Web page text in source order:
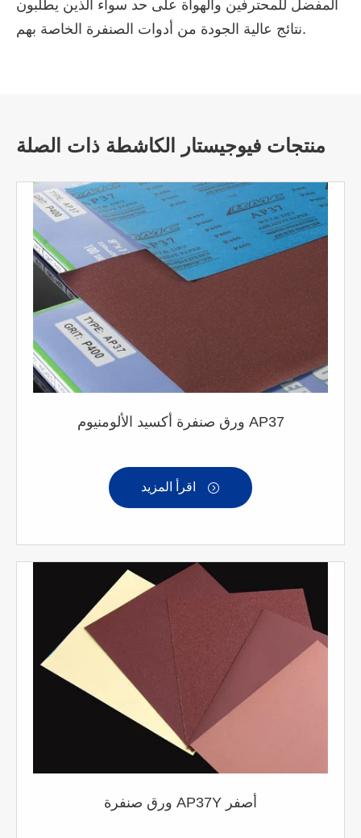
المفضل للمحترفين والهواة على حد سواء الذين يطلبون
نتائج عالية الجودة من أدوات الصنفرة الخاصة بهم.
منتجات فيوجيستار الكاشطة ذات الصلة
ورق صنفرة أكسيد الألومنيوم AP37

ورق صنفرة AP37Y أصفر